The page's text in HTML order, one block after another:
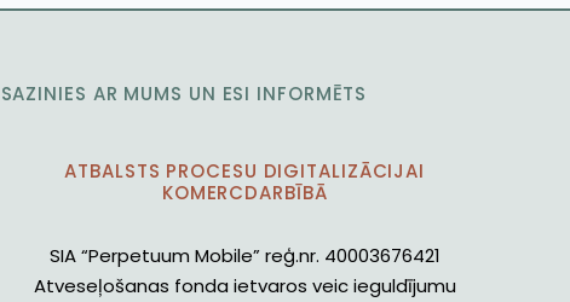
SAZINIES AR MUMS UN ESI INFORMĒTS
ATBALSTS PROCESU DIGITALIZĀCIJAI
KOMERCDARBĪBĀ
SIA “Perpetuum Mobile” reģ.nr. 40003676421
Atveseļošanas fonda ietvaros veic ieguldījumu